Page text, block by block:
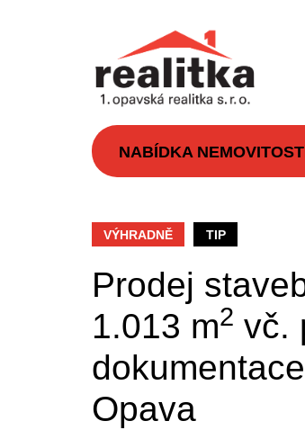
NABÍDKA
VÝHRADNĚ TIP
Prodej
1.013 m2 vč.
Opava